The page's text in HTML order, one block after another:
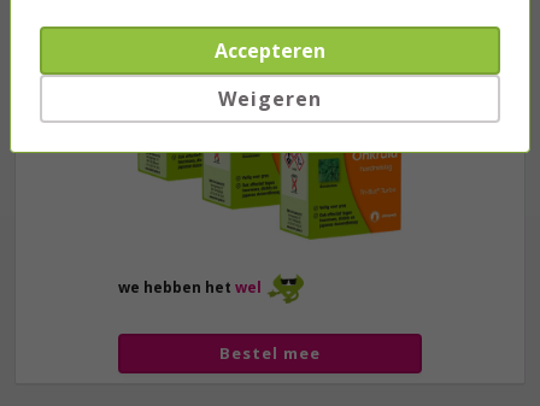
we hebben het wel
Bestel mee
Accepteren
Weigeren